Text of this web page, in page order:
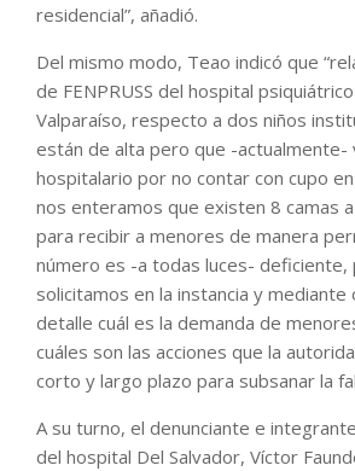
residencial”, añadió.
Del mismo modo, Teao indicó que
de FENPRUSS del hospital
Valparaíso, respecto a dos niños
están de alta pero que -actualmente-
hospitalario por no contar con cupo
nos enteramos que existen 8 camas
para recibir a menores de manera
número es -a todas luces- deficiente,
solicitamos en la instancia y mediante
detalle cuál es la demanda de
cuáles son las acciones que la
corto y largo plazo para subsanar la
A su turno, el denunciante e
del hospital Del Salvador, Víctor